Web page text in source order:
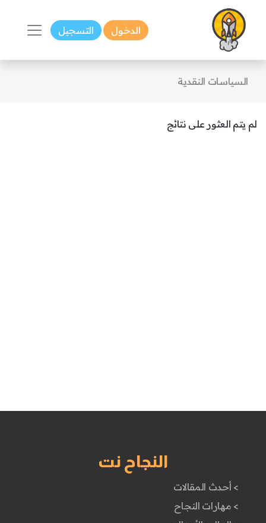
الدخول التسجيل
السياسات النقدية
لم يتم العثور على نتائج
النجاح نت
> أحدث المقالات
> مهارات النجاح